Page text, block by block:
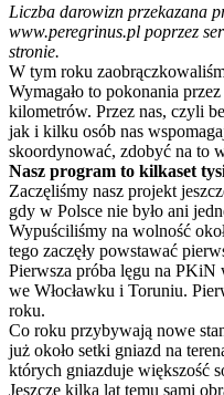
Liczba darowizn przekazana
www.peregrinus.pl poprzez
stronie.
W tym roku
Wymagało to pokonania
kilometrów. Przez nas, czyli
jak i kilku osób nas
skoordynować, zdobyć na to
Nasz program to kilkaset
Zaczęliśmy nasz projekt
gdy w Polsce nie było ani
Wypuściliśmy na wolność
tego zaczęły powstawać
Pierwsza próba lęgu na
we Włocławku i Toruniu.
roku.
Co roku przybywają nowe
już około setki gniazd na
których gniazduje większość
Jeszcze kilka lat temu sami